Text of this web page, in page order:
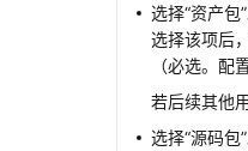
选择“资产包
选择该项后
（必选。配
若后续其他
选择“源码